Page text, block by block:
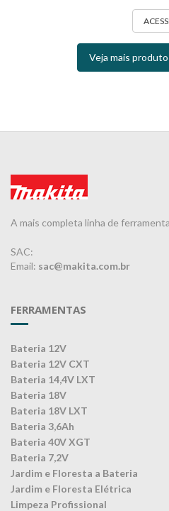
Veja mais
A mais completa linha de
SAC:
Email: sac@makita.com.br
FERRAMENTAS
Bateria 12V
Bateria 12V CXT
Bateria 14,4V LXT
Bateria 18V
Bateria 18V LXT
Bateria 3,6Ah
Bateria 40V XGT
Bateria 7,2V
Jardim e Floresta a Bateria
Jardim e Floresta Elétrica
Limpeza Profissional